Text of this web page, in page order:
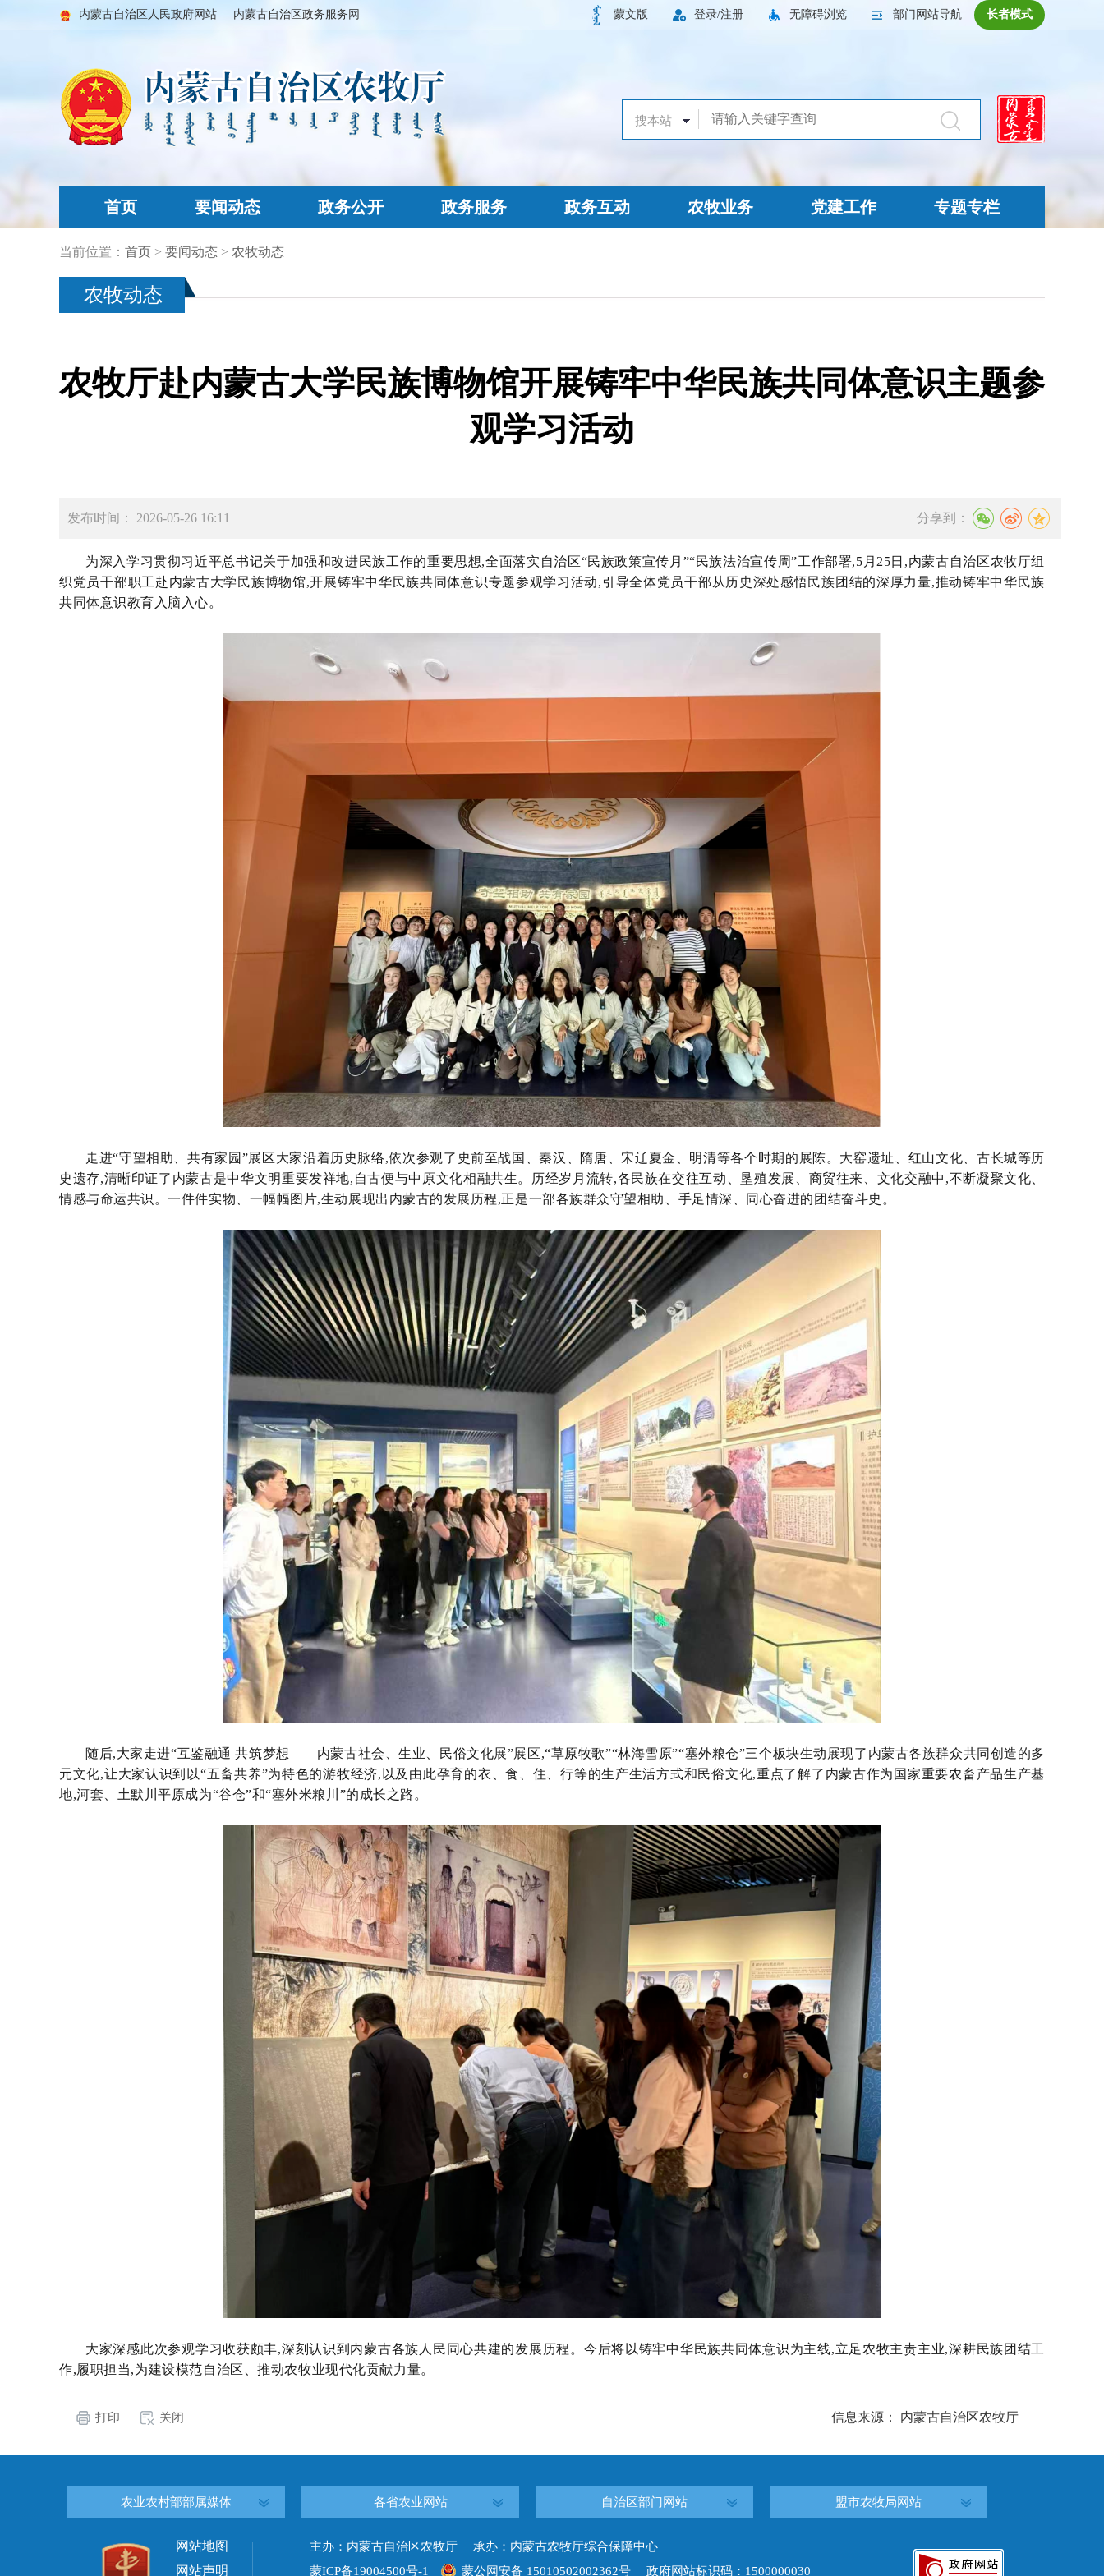
内蒙古自治区人民政府网站 内蒙古自治区政务服务网 长者模式
部门网站导航
无障碍浏览
登录/注册
蒙文版
首页 要闻动态 政务公开 政务服务 政务互动 农牧业务 党建工作 专题专栏
当前位置： 首页 > 要闻动态 > 农牧动态
农牧动态
农牧厅赴内蒙古大学民族博物馆开展铸牢中华民族共同体意识主题参
观学习活动
发布时间： 2026-05-26 16:11 分享到：
为深入学习贯彻习近平总书记关于加强和改进民族工作的重要思想,全面落实自治区“民族政策宣传月”“民族法治宣传周”工作部署,5月25日,内蒙古自治区农牧厅组
织党员干部职工赴内蒙古大学民族博物馆,开展铸牢中华民族共同体意识专题参观学习活动,引导全体党员干部从历史深处感悟民族团结的深厚力量,推动铸牢中华民族
共同体意识教育入脑入心。
走进“守望相助、共有家园”展区大家沿着历史脉络,依次参观了史前至战国、秦汉、隋唐、宋辽夏金、明清等各个时期的展陈。大窑遗址、红山文化、古长城等历
史遗存,清晰印证了内蒙古是中华文明重要发祥地,自古便与中原文化相融共生。历经岁月流转,各民族在交往互动、垦殖发展、商贸往来、文化交融中,不断凝聚文化、
情感与命运共识。一件件实物、一幅幅图片,生动展现出内蒙古的发展历程,正是一部各族群众守望相助、手足情深、同心奋进的团结奋斗史。
随后,大家走进“互鉴融通 共筑梦想——内蒙古社会、生业、民俗文化展”展区,“草原牧歌”“林海雪原”“塞外粮仓”三个板块生动展现了内蒙古各族群众共同创造的多
元文化,让大家认识到以“五畜共养”为特色的游牧经济,以及由此孕育的衣、食、住、行等的生产生活方式和民俗文化,重点了解了内蒙古作为国家重要农畜产品生产基
地,河套、土默川平原成为“谷仓”和“塞外米粮川”的成长之路。
大家深感此次参观学习收获颇丰,深刻认识到内蒙古各族人民同心共建的发展历程。今后将以铸牢中华民族共同体意识为主线,立足农牧主责主业,深耕民族团结工
作,履职担当,为建设模范自治区、推动农牧业现代化贡献力量。
打印 关闭 信息来源： 内蒙古自治区农牧厅
农业农村部部属媒体 各省农业网站 自治区部门网站 盟市农牧局网站
网站地图
网站声明
主办：内蒙古自治区农牧厅 承办：内蒙古农牧厅综合保障中心
蒙ICP备19004500号-1
蒙公网安备 15010502002362号 政府网站标识码：1500000030